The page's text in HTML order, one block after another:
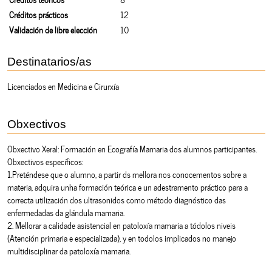
Créditos prácticos
12
Validación de libre elección
10
Destinatarios/as
Licenciados en Medicina e Cirurxía
Obxectivos
Obxectivo Xeral: Formación en Ecografía Mamaria dos alumnos participantes.
Obxectivos específicos:
1.Preténdese que o alumno, a partir ds mellora nos conocementos sobre a
materia, adquira unha formación teórica e un adestramento práctico para a
correcta utilización dos ultrasonidos como método diagnóstico das
enfermedadas da glándula mamaria.
2. Mellorar a calidade asistencial en patoloxía mamaria a tódolos niveis
(Atención primaria e especializada), y en todolos implicados no manejo
multidisciplinar da patoloxía mamaria.